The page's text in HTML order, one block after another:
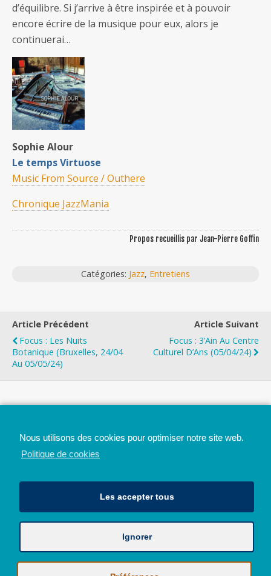
d’équilibre. Si j’arrive à être inspirée et à pouvoir
encore écrire de la musique pour eux, alors je
continuerai…
Sophie Alour
Le temps Virtuose
Music From Source / Outhere
Chronique JazzMania
Propos recueillis par Jean-Pierre Goffin
Catégories: Jazz, Entretiens
Article Précédent
Focus : Les Nuits
Botanique (Bruxelles, 24/04
Au 05/05/24)
Article Suivant
Focus : 3’Ain Au Centre
Culturel D’Ans (05/04/24)
Avec le soutien de la Province de Liège
© 2026 - Tous droits réservés - JazzMania
Nous utilisons des cookies pour optimiser notre site web.
Politique de cookies
Les accepter tous
Ignorer